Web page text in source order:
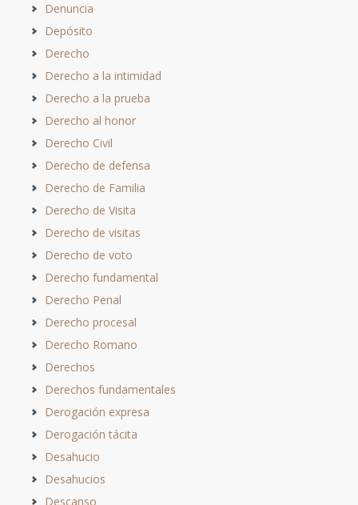
Denuncia
Depósito
Derecho
Derecho a la intimidad
Derecho a la prueba
Derecho al honor
Derecho Civil
Derecho de defensa
Derecho de Familia
Derecho de Visita
Derecho de visitas
Derecho de voto
Derecho fundamental
Derecho Penal
Derecho procesal
Derecho Romano
Derechos
Derechos fundamentales
Derogación expresa
Derogación tácita
Desahucio
Desahucios
Descanso